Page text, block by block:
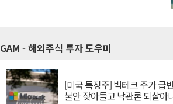
GAM - 해외주식 투자 도우미
[미국 특징주] 빅테크 주가 급
불안 잦아들고 낙관론 되살아